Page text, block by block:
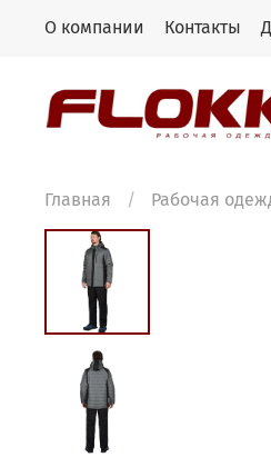
О компании Контакты
Главная Рабочая